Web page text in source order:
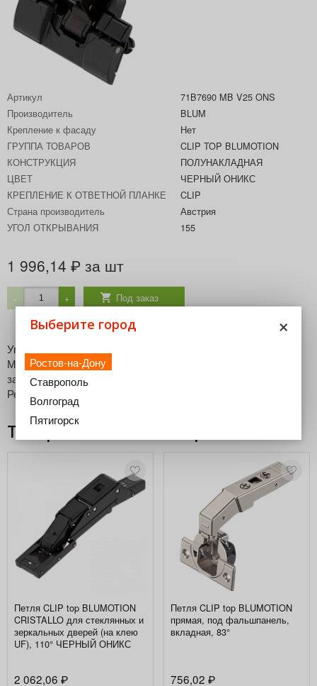
Артикул
71B7690 MB V25 ONS
Производитель
BLUM
Крепление к фасаду
Нет
ГРУППА ТОВАРОВ
CLIP TOP BLUMOTION
КОНСТРУКЦИЯ
ПОЛУНАКЛАДНАЯ
ЦВЕТ
ЧЕРНЫЙ ОНИКС
КРЕПЛЕНИЕ К ОТВЕТНОЙ ПЛАНКЕ
CLIP
Страна производитель
Австрия
УГОЛ ОТКРЫВАНИЯ
155
1 996,14 ₽ за шт
− + Под заказ
Угол открытия: 155° BLUMOTION Монтаж: INSERTA
Материал: Сталь Поверхность: черный оникс Механизм
закрывания: BLUMOTION Боковая регулировка: /- 2 мм
Регулировка глубины: 3/- 2 мм, червячная резьба.
Товары из этой категории
Петля CLIP top BLUMOTION
CRISTALLO для стеклянных и
зеркальных дверей (на клею
UF), 110° ЧЕРНЫЙ ОНИКС
2 062,06₽
Петля CLIP top BLUMOTION
прямая, под фальшпанель,
вкладная, 83°
756,02 ₽
×
Выберите город
Ростов-на-Дону
Ставрополь
Волгоград
Пятигорск